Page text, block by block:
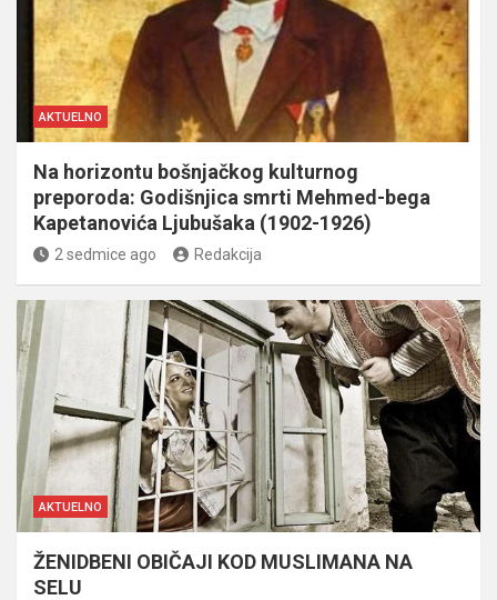
AKTUELNO
Na horizontu bošnjačkog kulturnog
preporoda: Godišnjica smrti Mehmed-bega
Kapetanovića Ljubušaka (1902-1926)
2 sedmice ago Redakcija
AKTUELNO
ŽENIDBENI OBIČAJI KOD MUSLIMANA NA
SELU